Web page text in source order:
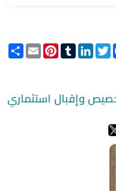
انشرEmail
PinterestTumblrLinkedInTwitter
وإقبال استثماري